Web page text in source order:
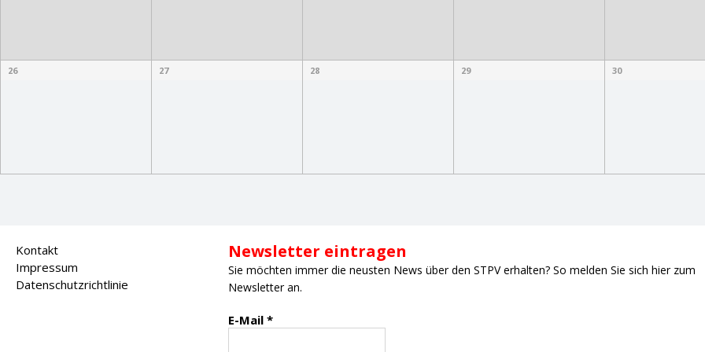
26 27 28 29 30
Kontakt
Impressum
Datenschutzrichtlinie
Newsletter eintragen
Sie möchten immer die neusten News über den STPV erhalten? So melden Sie sich hier zum
Newsletter an.
E-Mail *